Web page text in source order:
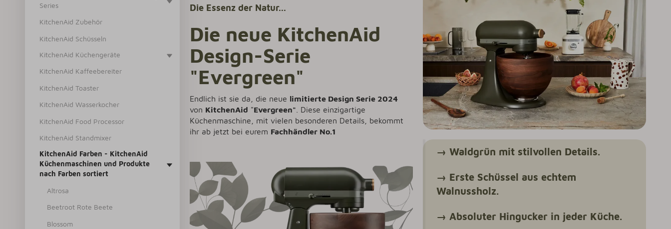
Die Essenz der Natur...
Die neue KitchenAid
Design-Serie
"Evergreen"
Endlich ist sie da, die neue limitierte Design Serie 2024
von KitchenAid "Evergreen" . Diese einzigartige
Küchenmaschine, mit vielen besonderen Details, bekommt
ihr ab jetzt bei eurem Fachhändler No.1
→ Waldgrün mit stilvollen Details.
→ Erste Schüssel aus echtem
Walnussholz.
→ Absoluter Hingucker in jeder Küche.
Series
KitchenAid Zubehör
KitchenAid Schüsseln
KitchenAid Küchengeräte
KitchenAid Kaffeebereiter
KitchenAid Toaster
KitchenAid Wasserkocher
KitchenAid Food Processor
KitchenAid Standmixer
KitchenAid Farben - KitchenAid
Küchenmaschinen und Produkte
nach Farben sortiert
Altrosa
Beetroot Rote Beete
Blossom